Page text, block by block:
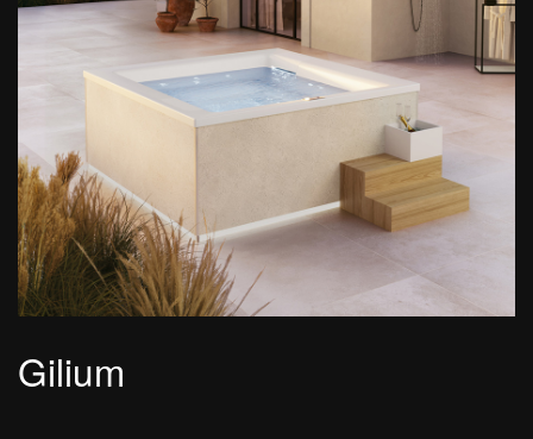
Gilium